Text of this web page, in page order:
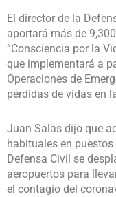
El director de la
aportará más de
“Consciencia por la
que implementará a
Operaciones de
pérdidas de vidas en
Juan Salas dijo que
habituales en
Defensa Civil se
aeropuertos para
el contagio del